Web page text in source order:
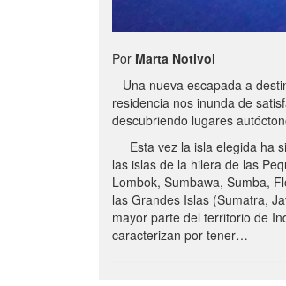
Por Marta Notivol
Una nueva escapada a
residencia nos inunda de
descubriendo lugares
Esta vez la isla elegida ha
las islas de la hilera de las
Lombok, Sumbawa, Sumba,
las Grandes Islas (Sumatra,
mayor parte del territorio de
caracterizan por tener…